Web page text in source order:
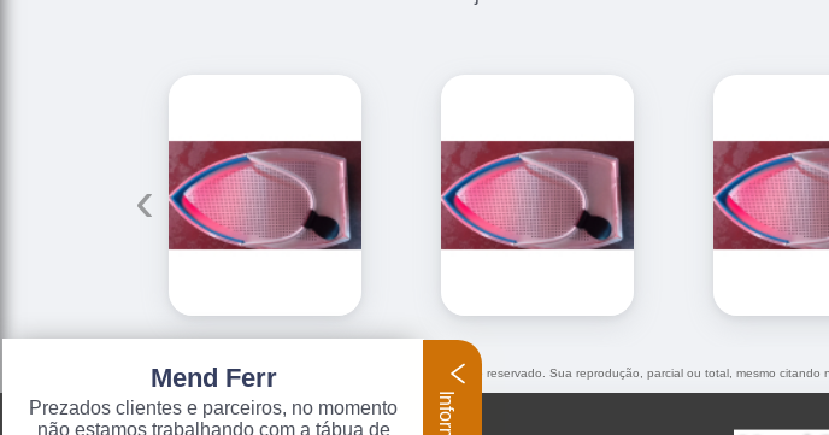
‹
O conteúdo do texto "sapata para ferro de passar roupa " é de direito reservado. Sua reprodução, parcial ou total, mesmo
9610/98 - Lei de direitos autorais.
Mend Ferr
Prezados clientes e parceiros, no momento
não estamos trabalhando com a tábua de